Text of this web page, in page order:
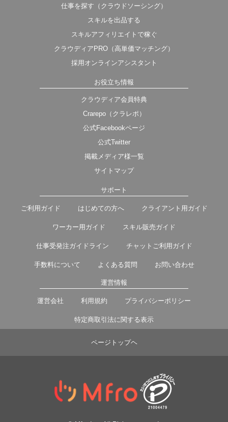
仕事を探す（クラウドソーシング）
スキルを出品する
スキルアフィリエイトで稼ぐ
クラウディアPRO（高単価マッチング）
採用オンラインアシスタント
お役立ち情報
クラウディア会員特典
Crarepo（クラレポ）
公式Facebookページ
公式Twitter
掲載メディア様一覧
サイトマップ
サポート
ご利用ガイド はじめての方へ クライアント用ガイド
ワーカー用ガイド スキル販売ガイド
仕事受発注ガイドライン チャットご利用ガイド
手数料について よくある質問 お問い合わせ
運営情報
運営会社 利用規約 プライバシーポリシー
特定商取引法に関する表示
ページトップヘ